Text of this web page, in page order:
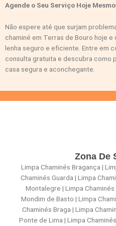
Agende o Seu Serviço Hoje
Não espere até que surjam
chaminé em Terras de Bouro hoje
lenha seguro e eficiente. Entre em
consulta gratuita e descubra como
casa segura e aconchegante.
Zona De
Limpa Chaminés Bragança |
Chaminés Guarda | Limpa
Montalegre | Limpa
Mondim de Basto | Limpa
Chaminés Braga | Limpa
Ponte de Lima | Limpa